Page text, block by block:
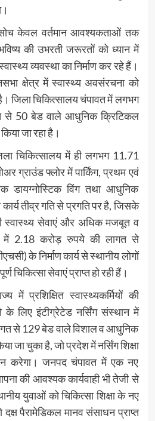
सोच केवल वर्तमान आवश्यकताओं तक
की उभरती जरूरतों को ध्यान में
व्यवस्था का निर्माण कर रहे हैं।
क्षेत्र में स्वास्थ्य अवसंरचना को
जिला चिकित्सालय चंपावत में लगभग
से 50 बेड वाले आधुनिक क्रिटिकल
जा रहा है।
चिकित्सालय में ही लगभग 11.71
ग्राउंड फ्लोर में पार्किंग, प्रथम एवं
डायग्नोस्टिक विंग तथा आधुनिक
तीव्र गति से प्रगति पर है, जिसके
स्वास्थ्य सेवाएं और अधिक मजबूत व
में 2.18 करोड़ रुपये की लागत से
के निर्माण कार्य से स्थानीय लोगों
चिकित्सा सेवाएं प्राप्त हो रही हैं।
में प्रशिक्षित स्वास्थ्यकर्मियों की
के लिए इंटीग्रेटेड नर्सिंग संस्थान में
से 129 बेड वाले विशाल व आधुनिक
जा चुका है, जो प्रदेश में नर्सिंग शिक्षा
करेगा। जनपद चंपावत में एक नए
की आवश्यक कार्यवाही भी तेजी से
युवाओं को चिकित्सा शिक्षा के नए
पैरामेडिकल मानव संसाधन प्राप्त